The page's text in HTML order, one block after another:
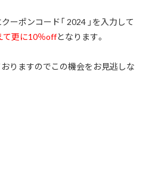
ーポンコード「 2024 」を入力して
更に10％offとなります。
りますのでこの機会をお見逃しな